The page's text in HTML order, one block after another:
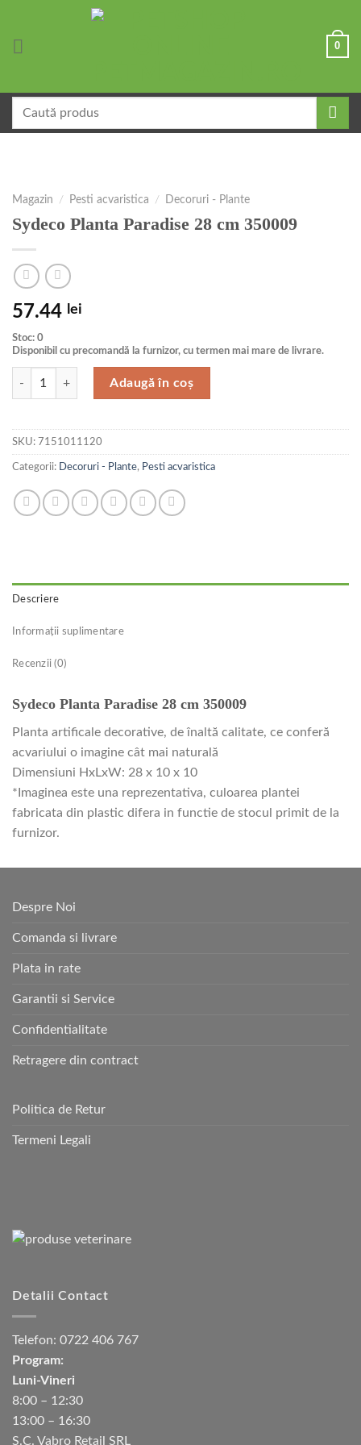
0
după:
Magazin / Pesti acvaristica / Decoruri - Plante
Sydeco Planta Paradise 28 cm 350009
57.44 lei
Stoc: 0
Disponibil cu precomandă la furnizor, cu termen mai mare de livrare.
Cantitate Sydeco Planta Paradise 28 cm 350009
Adaugă în coș
SKU: 7151011120
Categorii: Decoruri - Plante, Pesti acvaristica
Descriere
Informații suplimentare
Recenzii (0)
Sydeco Planta Paradise 28 cm 350009
Planta artificale decorative, de înaltă calitate, ce conferă
acvariului o imagine cât mai naturală
Dimensiuni HxLxW: 28 x 10 x 10
*Imaginea este una reprezentativa, culoarea plantei
fabricata din plastic difera in functie de stocul primit de la
furnizor.
Despre Noi
Comanda si livrare
Plata in rate
Garantii si Service
Confidentialitate
Retragere din contract
Politica de Retur
Termeni Legali
Detalii Contact
Telefon: 0722 406 767
Program:
Luni-Vineri
8:00 – 12:30
13:00 – 16:30
S.C. Vabro Retail SRL